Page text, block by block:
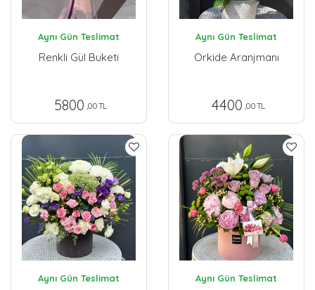
Aynı Gün Teslimat
Renkli Gül Buketi
5800 ,00 TL
Aynı Gün Teslimat
Orkide Aranjmanı
4400 ,00 TL
Aynı Gün Teslimat Aynı Gün Teslimat